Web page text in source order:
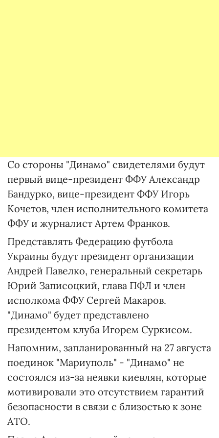
Со стороны "Динамо" свидетелями будут
первый вице-президент ФФУ Александр
Бандурко, вице-президент ФФУ Игорь
Кочетов, член исполнительного комитета
ФФУ и журналист Артем Франков.
Представлять Федерацию футбола
Украины будут президент организации
Андрей Павелко, генеральный секретарь
Юрий Записоцкий, глава ПФЛ и член
исполкома ФФУ Сергей Макаров.
"Динамо" будет представлено
президентом клуба Игорем Суркисом.
Напомним, запланированный на 27 августа
поединок "Мариуполь" - "Динамо" не
состоялся из-за неявки киевлян, которые
мотивировали это отсутствием гарантий
безопасности в связи с близостью к зоне
АТО.